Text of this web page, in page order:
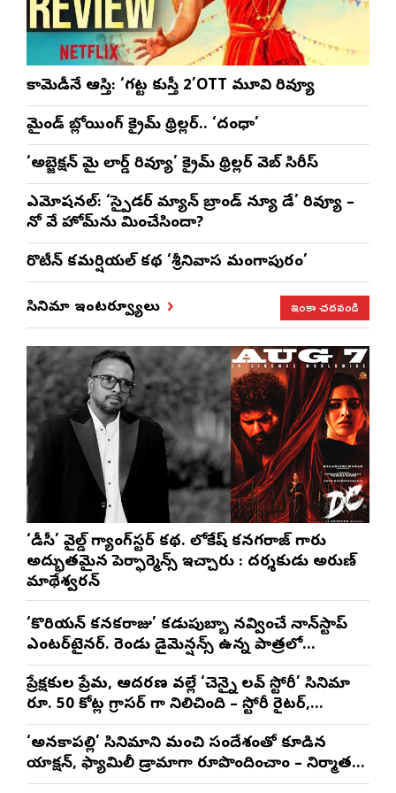
కామెడీనే ఆస్తి: ‘గట్ట కుస్తీ 2’OTT మూవి రివ్యూ
మైండ్ బ్లోయింగ్ క్రైమ్ థ్రిల్లర్.. ‘దంధా’
‘అబ్జెక్ష‌న్ మై లార్డ్ రివ్యూ’ క్రైమ్ థ్రిల్ల‌ర్ వెబ్ సిరీస్
ఎమోష‌న‌ల్‌: ‘స్పైడర్ మ్యాన్ బ్రాండ్ న్యూ డే’ రివ్యూ –
నో వే హోమ్‌ను మించేసిందా?
రొటీన్‌ కమర్షియల్‌ కథ ‘శ్రీనివాస మంగాపురం’
సినిమా ఇంటర్వ్యూలు ఇంకా చదవండి
‘డీసీ’ వైల్డ్ గ్యాంగ్‌స్టర్ కథ. లోకేష్ కనగరాజ్ గారు
అద్భుతమైన పెర్ఫార్మెన్స్ ఇచ్చారు : దర్శకుడు అరుణ్
మాథేశ్వరన్
‘కొరియన్ కనకరాజు’ కడుపుబ్బా నవ్వించే నాన్‌స్టాప్
ఎంటర్‌టైనర్. రెండు డైమెన్షన్స్ ఉన్న పాత్రలో
నటించడం చాలా సంతృప్తినిచ్చింది : వరుణ్ తేజ్
ప్రేక్షకుల ప్రేమ, ఆదరణ వల్లే ‘చెన్నై లవ్ స్టోరీ’ సినిమా
రూ. 50 కోట్ల గ్రాసర్ గా నిలిచింది – స్టోరీ రైటర్,
ప్రొడ్యూసర్ సాయి రాజేష్
‘అనకాపల్లి’ సినిమాని మంచి సందేశంతో కూడిన
యాక్షన్, ఫ్యామిలీ డ్రామాగా రూపొందించాం – నిర్మాతలు
త్రినాథరావు నక్కిన, కాండ్రేగుల నాయుడు